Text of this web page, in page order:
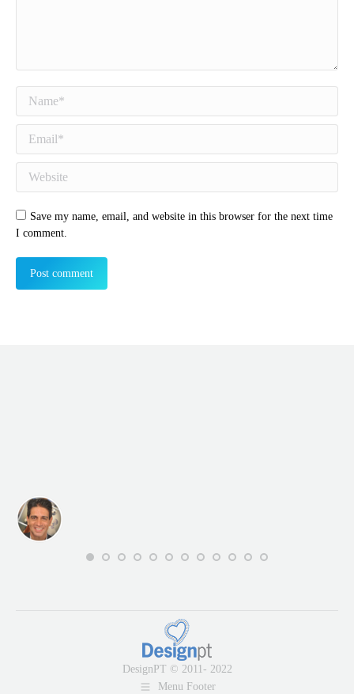
Save my name, email, and website in this browser for the next time
I comment.
Post comment
DesignPT © 2011- 2022
Menu Footer